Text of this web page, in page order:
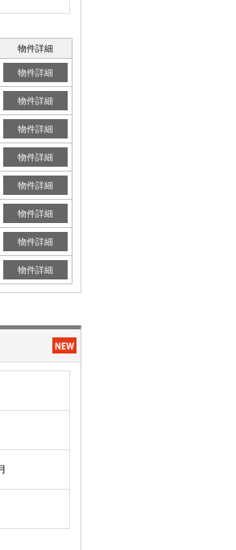
物件詳細
物件詳細
物件詳細
物件詳細
物件詳細
物件詳細
物件詳細
物件詳細
物件詳細